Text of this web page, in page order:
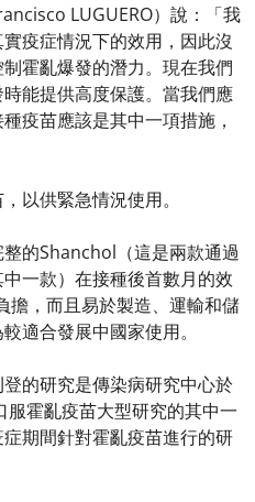
LUGUERO）說：「我
疫症情況下的效用，因此沒
霍亂爆發的潛力。現在我們
能提供高度保護。當我們應
疫苗應該是其中一項措施，
以供緊急情況使用。
的Shanchol（這是兩款通過
一款）在接種後首數月的效
擔，而且易於製造、運輸和儲
適合發展中國家使用。
的研究是傳染病研究中心於
霍亂疫苗大型研究的其中一
期間針對霍亂疫苗進行的研